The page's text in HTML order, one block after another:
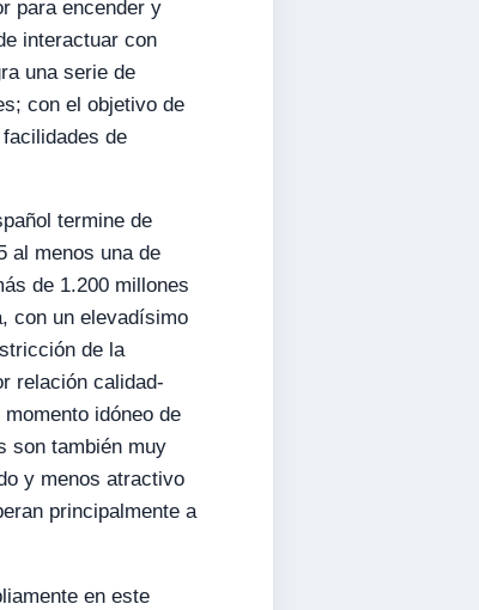
para encender y
interactuar con
una serie de
con el objetivo de
de
termine de
al menos una de
de 1.200 millones
con un elevadísimo
de la
relación calidad-
idóneo de
son también muy
y menos atractivo
principalmente a
en este